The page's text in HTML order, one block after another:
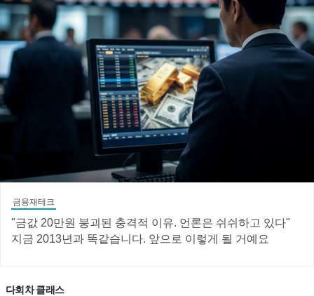
금융재테크
"금값 20만원 붕괴된 충격적 이유. 언론은 쉬쉬하고 있다"
지금 2013년과 똑같습니다. 앞으로 이렇게 될 거예요
다회차 클래스